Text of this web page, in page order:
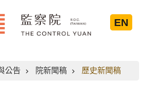
EN
公告 院新聞稿 歷史新聞稿